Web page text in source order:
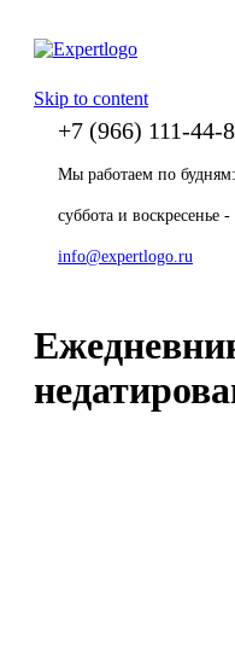
Skip to content
+7 (966) 111-44-
Мы работаем по
суббота и воскресенье
info@expertlogo.ru